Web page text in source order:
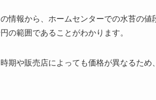
情報から、ホームセンターでの水苔の
の範囲であることがわかります。
期や販売店によっても価格が異なるた